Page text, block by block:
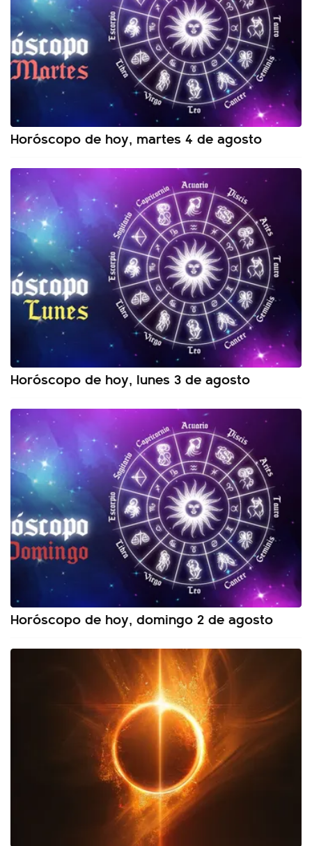
Horóscopo de hoy, martes 4 de agosto
Horóscopo de hoy, lunes 3 de agosto
Horóscopo de hoy, domingo 2 de agosto